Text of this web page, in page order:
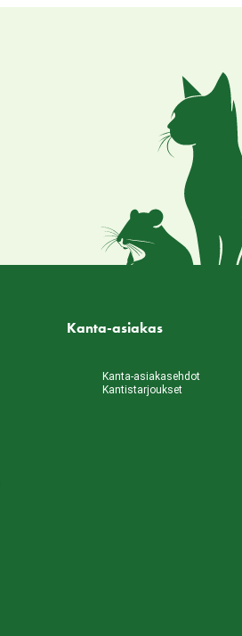
Kanta-asiakas
Kanta-asiakasehdot
Kantistarjoukset